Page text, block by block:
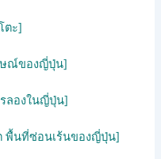
ตะ]
ษณ์ของญี่ปุ่น]
ลองในญี่ปุ่น]
พื้นที่ซ่อนเร้นของญี่ปุ่น]